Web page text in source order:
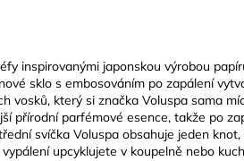
inspirovanými japonskou výrobou
sklo s embosováním po zapálení
vosků, který si značka Voluspa sama
přírodní parfémové esence, takže po
svíčka Voluspa obsahuje jeden
upcyklujete v koupelně nebo